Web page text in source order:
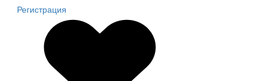
Регистрация